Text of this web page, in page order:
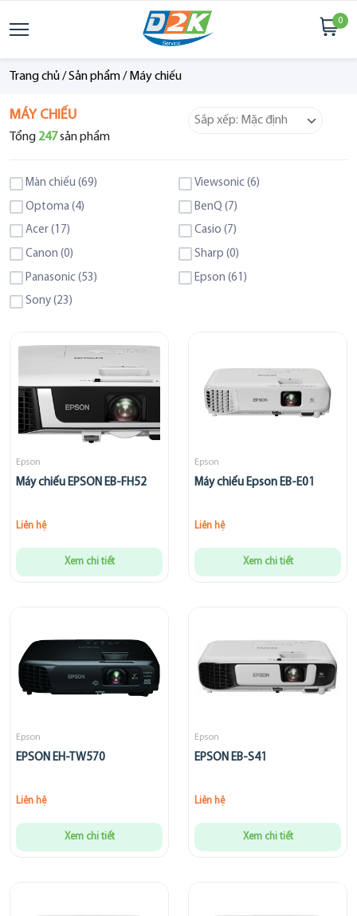
0
Trang chủ/Sản phẩm/ Máy chiếu
MÁY CHIẾU
Tổng 247sản phẩm
Màn chiếu (69)
Viewsonic (6)
Optoma (4)
BenQ (7)
Acer (17)
Casio (7)
Canon (0)
Sharp (0)
Panasonic (53)
Epson (61)
Sony (23)
Epson
Máy chiếu EPSON EB-FH52
Liên hệ
Xem chi tiết
Epson
Máy chiếu Epson EB-E01
Liên hệ
Xem chi tiết
Epson
EPSON EH-TW570
Liên hệ
Xem chi tiết
Epson
EPSON EB-S41
Liên hệ
Xem chi tiết